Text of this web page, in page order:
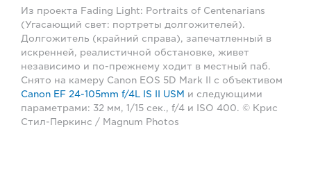
Из проекта Fading Light: Portraits of Centenarians
(Угасающий свет: портреты долгожителей).
Долгожитель (крайний справа), запечатленный в
искренней, реалистичной обстановке, живет
независимо и по-прежнему ходит в местный паб.
Снято на камеру Canon EOS 5D Mark II с объективом
Canon EF 24-105mm f/4L IS II USM и следующими
параметрами: 32 мм, 1/15 сек., f/4 и ISO 400. © Крис
Стил-Перкинс / Magnum Photos